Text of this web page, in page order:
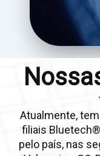
Atualmente,
filiais
pelo país, nas